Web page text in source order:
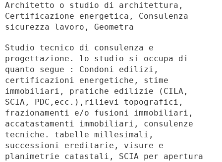
Architetto o studio di architettura,
Certificazione energetica, Consulenza
sicurezza lavoro, Geometra
Studio tecnico di consulenza e
progettazione. lo studio si occupa di
quanto segue : Condoni edilizi,
certificazioni energetiche, stime
immobiliari, pratiche edilizie (CILA,
SCIA, PDC,ecc.),rilievi topografici,
frazionamenti e/o fusioni immobiliari,
accatastamenti immobiliari, consulenze
tecniche. tabelle millesimali,
successioni ereditarie, visure e
planimetrie catastali, SCIA per apertura